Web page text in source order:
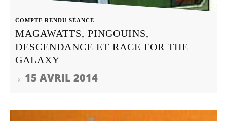
COMPTE RENDU SÉANCE
MAGAWATTS, PINGOUINS,
DESCENDANCE ET RACE FOR THE
GALAXY
15 AVRIL 2014